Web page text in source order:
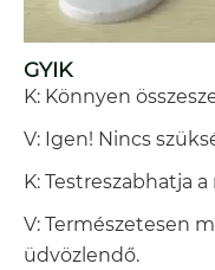
GYIK
K: Könnyen
V: Igen! Nincs
K: Testreszabhatja
V: Természetesen
üdvözlendő.